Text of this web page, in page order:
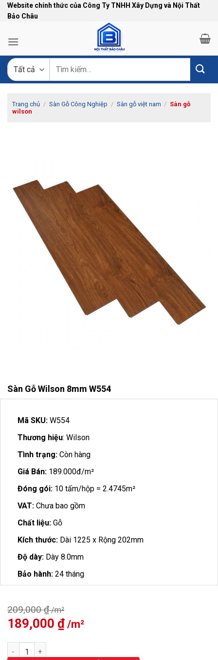
Bỏ
qua
dung
Website chính thức của Công Ty TNHH Xây Dựng và Nội Thất
Bảo Châu
kiếm:
Trang chủ / Sàn Gỗ Công Nghiệp / Sàn gỗ việt nam / Sàn gỗ
wilson
Sàn Gỗ Wilson 8mm W554
Mã SKU: W554
Thương hiệu: Wilson
Tình trạng: Còn hàng
Giá Bán: 189.000đ/m²
Đóng gói: 10 tấm/hộp = 2.4745m²
VAT: Chưa bao gồm
Chất liệu: Gỗ
Kích thước: Dài 1225 x Rộng 202mm
Độ dày: Dày 8.0mm
Bảo hành: 24 tháng
209,000₫
Giá
gốc
là:
209,000 ₫.
189,000 ₫
Sàn Gỗ Wilson 8mm W554 số lượng